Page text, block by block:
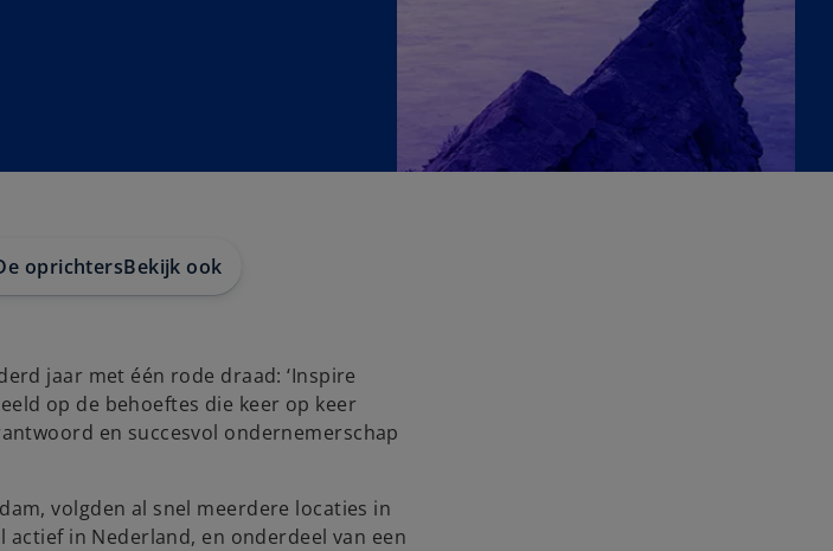
oprichtersBekijk ook
jaar met één rode draad: ‘Inspire
op de behoeftes die keer op keer
en succesvol ondernemerschap
volgden al snel meerdere locaties in
in Nederland, en onderdeel van een